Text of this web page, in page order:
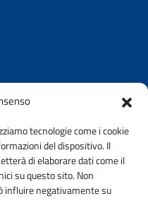
tecnologie come i cookie
del dispositivo. Il
di elaborare dati come il
su questo sito. Non
influire negativamente su